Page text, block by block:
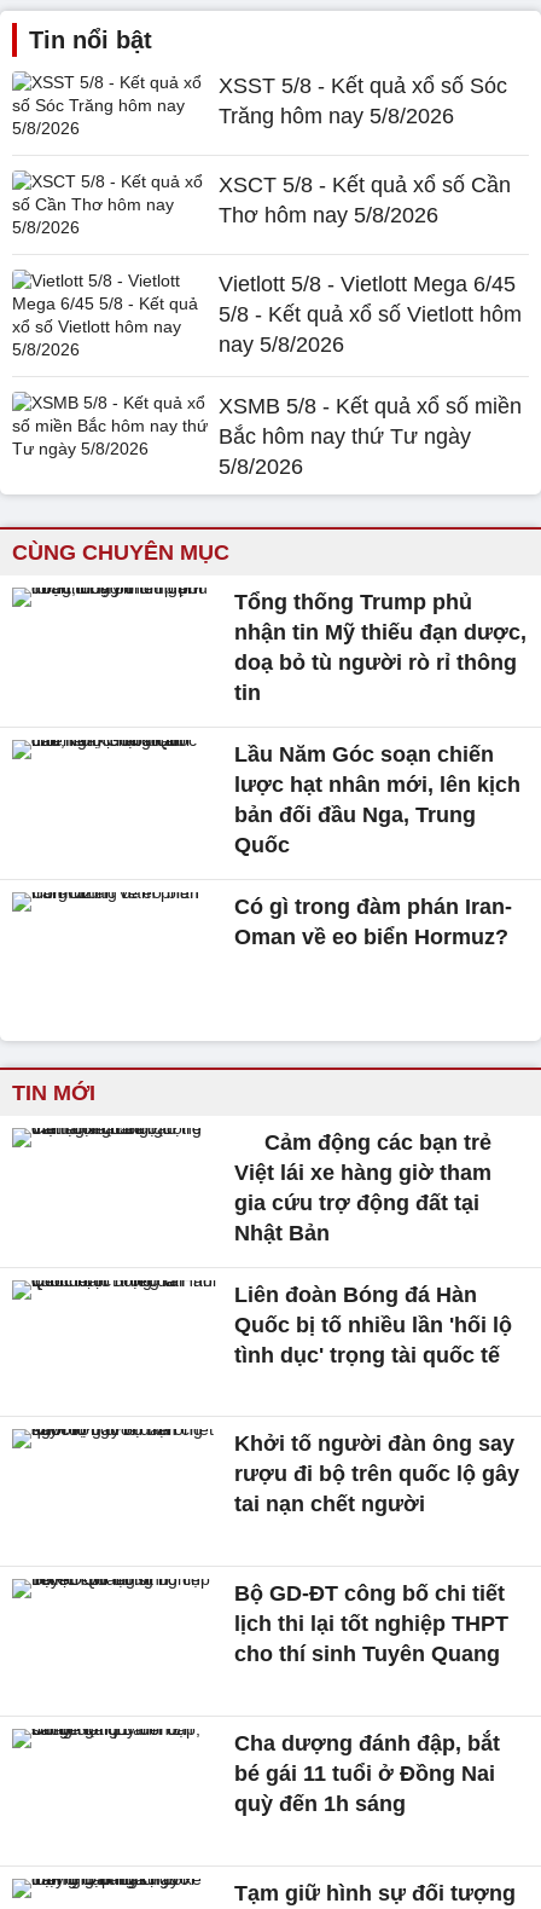
Tin nổi bật
XSST 5/8 - Kết quả xổ số Sóc
Trăng hôm nay 5/8/2026
XSCT 5/8 - Kết quả xổ số Cần
Thơ hôm nay 5/8/2026
Vietlott 5/8 - Vietlott Mega 6/45
5/8 - Kết quả xổ số Vietlott hôm
nay 5/8/2026
XSMB 5/8 - Kết quả xổ số miền
Bắc hôm nay thứ Tư ngày
5/8/2026
CÙNG CHUYÊN MỤC
Tổng thống Trump phủ
nhận tin Mỹ thiếu đạn dược,
doạ bỏ tù người rò rỉ thông
tin
Lầu Năm Góc soạn chiến
lược hạt nhân mới, lên kịch
bản đối đầu Nga, Trung
Quốc
Có gì trong đàm phán Iran-
Oman về eo biển Hormuz?
TIN MỚI
Cảm động các bạn trẻ
Việt lái xe hàng giờ tham
gia cứu trợ động đất tại
Nhật Bản
Liên đoàn Bóng đá Hàn
Quốc bị tố nhiều lần 'hối lộ
tình dục' trọng tài quốc tế
Khởi tố người đàn ông say
rượu đi bộ trên quốc lộ gây
tai nạn chết người
Bộ GD-ĐT công bố chi tiết
lịch thi lại tốt nghiệp THPT
cho thí sinh Tuyên Quang
Cha dượng đánh đập, bắt
bé gái 11 tuổi ở Đồng Nai
quỳ đến 1h sáng
Tạm giữ hình sự đối tượng